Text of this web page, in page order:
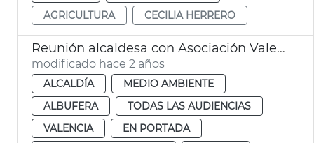
AGRICULTURA
CECILIA HERRERO
Reunión alcaldesa con Asociación Valenciana Agricultores
modificado hace 2 años
ALCALDÍA
MEDIO AMBIENTE
ALBUFERA
TODAS LAS AUDIENCIAS
VALENCIA
EN PORTADA